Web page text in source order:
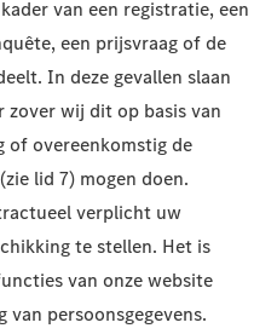
van een registratie, een
een prijsvraag of de
In deze gevallen slaan
zover wij dit op basis van
of overeenkomstig de
lid 7) mogen doen.
verplicht uw
te stellen. Het is
van onze website
persoonsgegevens.